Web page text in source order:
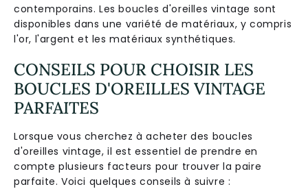
contemporains. Les boucles d'oreilles vintage sont
disponibles dans une variété de matériaux, y compris
l'or, l'argent et les matériaux synthétiques.
CONSEILS POUR CHOISIR LES
BOUCLES D'OREILLES VINTAGE
PARFAITES
Lorsque vous cherchez à acheter des boucles
d'oreilles vintage, il est essentiel de prendre en
compte plusieurs facteurs pour trouver la paire
parfaite. Voici quelques conseils à suivre :